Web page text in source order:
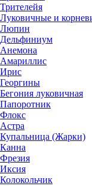
Трителейя
Луковичные и
Люпин
Дельфиниум
Анемона
Амариллис
Ирис
Георгины
Бегония луковичная
Папоротник
Флокс
Астра
Купальница (Жарки)
Канна
Фрезия
Иксия
Колокольчик